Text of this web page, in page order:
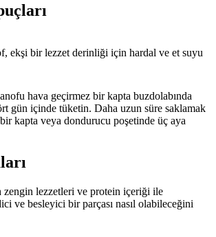
ekşi bir lezzet derinliği için hardal ve et suyu
hava geçirmez bir kapta buzdolabında
gün içinde tüketin. Daha uzun süre saklamak
kapta veya dondurucu poşetinde üç aya
zengin lezzetleri ve protein içeriği ile
ve besleyici bir parçası nasıl olabileceğini